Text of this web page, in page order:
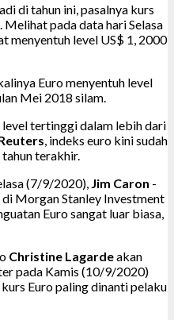
di tahun ini, pasalnya kurs
pada data hari Selasa
menyentuh level US$ 1, 2000
Euro menyentuh level
Mei 2018 silam.
tertinggi dalam lebih dari
, indeks euro kini sudah
terakhir.
(7/9/2020), Jim Caron -
Morgan Stanley Investment
Euro sangat luar biasa,
Christine Lagardeakan
pada Kamis (10/9/2020)
Euro paling dinanti pelaku